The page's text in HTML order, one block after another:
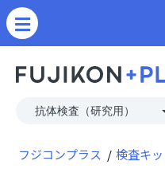
フジコンプラス 検査キッ